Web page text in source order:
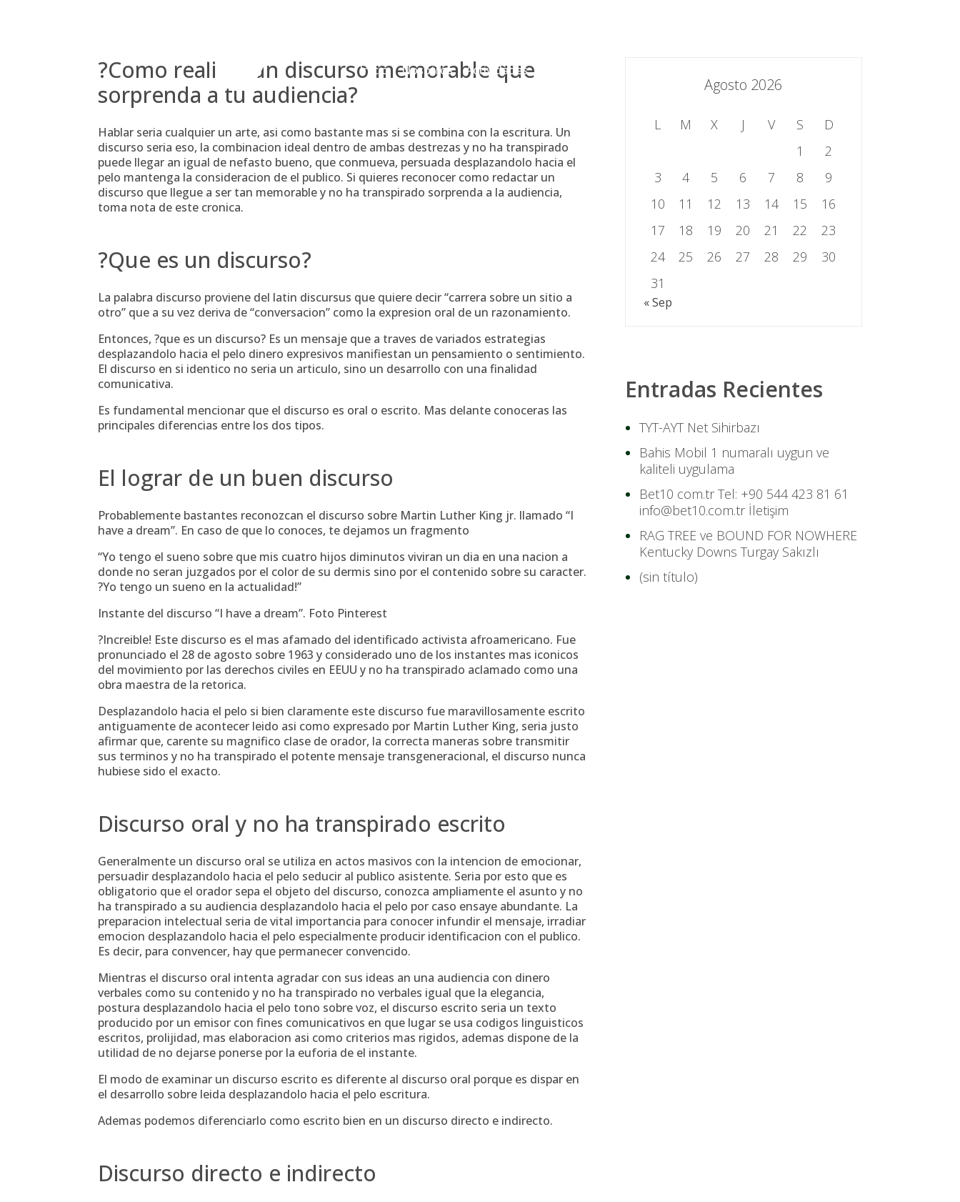
Inicio
Nosotros Actividades
?Como realizar un discurso memorable que
sorprenda a tu audiencia?
Hablar seri­a cualquier un arte, asi­ como bastante mas si se combina con la escritura. Un
discurso seri­a eso, la combinacion ideal dentro de ambas destrezas y no ha transpirado
puede llegar an igual de nefasto bueno, que conmueva, persuada desplazandolo hacia el
pelo mantenga la consideracion de el publico. Si quieres reconocer como redactar un
discurso que llegue a ser tan memorable y no ha transpirado sorprenda a la audiencia,
toma nota de este cronica.
?Que es un discurso?
La palabra discurso proviene del latin discursus que quiere decir “carrera sobre un sitio a
otro” que a su vez deriva de “conversacion” como la expresion oral de un razonamiento.
Entonces, ?que es un discurso? Es un mensaje que a traves de variados estrategias
desplazandolo hacia el pelo dinero expresivos manifiestan un pensamiento o sentimiento.
El discurso en si identico no seri­a un arti­culo, sino un desarrollo con una finalidad
comunicativa.
Es fundamental mencionar que el discurso es oral o escrito. Mas delante conoceras las
principales diferencias entre los dos tipos.
El lograr de un buen discurso
Probablemente bastantes reconozcan el discurso sobre Martin Luther King jr. llamado “I
have a dream”. En caso de que lo conoces, te dejamos un fragmento
“Yo tengo el sueno sobre que mis cuatro hijos diminutos viviran un dia en una nacion a
donde no seran juzgados por el color de su dermis sino por el contenido sobre su caracter.
?Yo tengo un sueno en la actualidad!”
Instante del discurso “I have a dream”. Foto Pinterest
?Increible! Este discurso es el mas afamado del identificado activista afroamericano. Fue
pronunciado el 28 de agosto sobre 1963 y considerado uno de los instantes mas iconicos
del movimiento por las derechos civiles en EEUU y no ha transpirado aclamado como una
obra maestra de la retorica.
Desplazandolo hacia el pelo si bien claramente este discurso fue maravillosamente escrito
antiguamente de acontecer leido asi­ como expresado por Martin Luther King, seri­a justo
afirmar que, carente su magnifico clase de orador, la correcta maneras sobre transmitir
sus terminos y no ha transpirado el potente mensaje transgeneracional, el discurso nunca
hubiese sido el exacto.
Discurso oral y no ha transpirado escrito
Generalmente un discurso oral se utiliza en actos masivos con la intencion de emocionar,
persuadir desplazandolo hacia el pelo seducir al publico asistente. Seri­a por esto que es
obligatorio que el orador sepa el objeto del discurso, conozca ampliamente el asunto y no
ha transpirado a su audiencia desplazandolo hacia el pelo por caso ensaye abundante. La
preparacion intelectual seri­a de vital importancia para conocer infundir el mensaje, irradiar
emocion desplazandolo hacia el pelo especialmente producir identificacion con el publico.
Es decir, para convencer, hay que permanecer convencido.
Mientras el discurso oral intenta agradar con sus ideas an una audiencia con dinero
verbales como su contenido y no ha transpirado no verbales igual que la elegancia,
postura desplazandolo hacia el pelo tono sobre voz, el discurso escrito seri­a un texto
producido por un emisor con fines comunicativos en que lugar se usa codigos linguisticos
escritos, prolijidad, mas elaboracion asi­ como criterios mas rigidos, ademas dispone de la
utilidad de no dejarse ponerse por la euforia de el instante.
El modo de examinar un discurso escrito es diferente al discurso oral porque es dispar en
el desarrollo sobre leida desplazandolo hacia el pelo escritura.
Ademas podemos diferenciarlo como escrito bien en un discurso directo e indirecto.
Discurso directo e indirecto
Agosto 2026
L M X J V S
D
1
2
3
4 5 6 7 8
9
10
11 12 13 14 15
16
17
18 19 20 21 22
23
24
25 26 27 28 29
30
31
« Sep
Entradas Recientes
TYT-AYT Net Sihirbazı
Bahis Mobil 1 numaralı uygun ve
kaliteli uygulama
Bet10 com.tr Tel: +90 544 423 81 61
info@bet10.com.tr İletişim
RAG TREE ve BOUND FOR NOWHERE
Kentucky Downs Turgay Sakızlı
(sin título)